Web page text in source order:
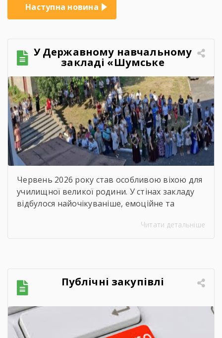
Наступна новина
У Державному навчальному
закладі «Шумське
професійно-технічне
училище» відбувся
зворушливий випускний
захід – 2026
Червень 2026 року став особливою віхою для
училищної великої родини. У стінах закладу
відбулося найочікуваніше, емоційне та
Цього дня ми офіційно провели у доросле
своєї мети. Урочиста подія розпочалася з
хвилини мовчання. Схиливши голови, […]
Читати детальніше
Публічні закупівлі